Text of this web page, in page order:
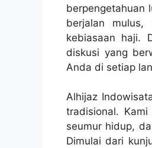
berpengetahuan
berjalan mulus,
kebiasaan haji.
diskusi yang
Anda di setiap
Alhijaz
tradisional.
seumur hidup,
Dimulai dari